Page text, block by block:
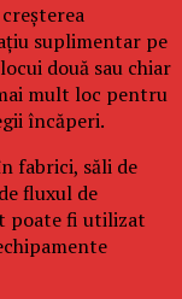
suplimentar pe
două sau chiar
mult loc pentru
încăperi.
fabrici, săli de
fluxul de
poate fi utilizat